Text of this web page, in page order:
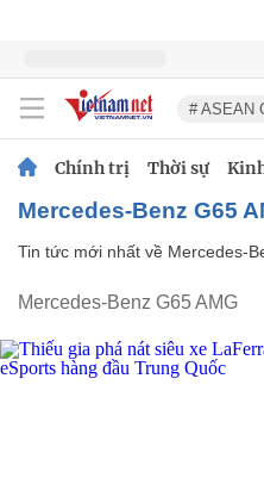
# ASEAN
Chính trị Thời sự
Mercedes-Benz G65
Tin tức mới nhất về Mercedes-
Mercedes-Benz G65 AMG